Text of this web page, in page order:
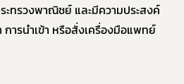
ทรวงพาณิชย์ และมีความประสงค์
ารนำเข้า หรือสั่งเครื่องมือแพทย์